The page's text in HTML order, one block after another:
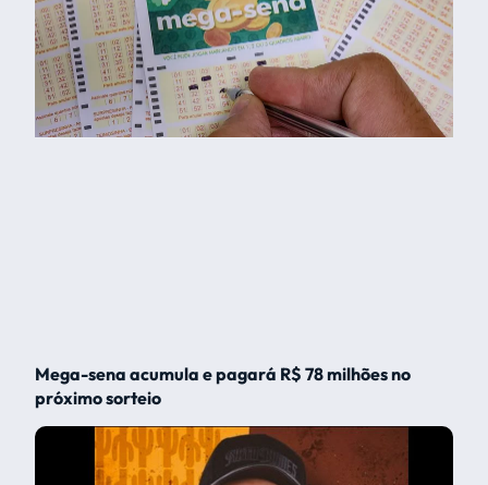
Mega-sena acumula e pagará R$ 78 milhões no
próximo sorteio